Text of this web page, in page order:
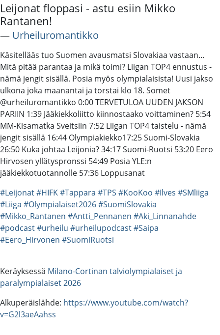
Leijonat floppasi - astu esiin Mikko
Rantanen!
― Urheiluromantikko
Käsitellääs tuo Suomen avausmatsi Slovakiaa vastaan...
Mitä pitää parantaa ja mikä toimi? Liigan TOP4 ennustus -
nämä jengit sisällä. Posia myös olympialaisista! Uusi jakso
ulkona joka maanantai ja torstai klo 18. Somet
@urheiluromantikko 0:00 TERVETULOA UUDEN JAKSON
PARIIN 1:39 Jääkiekkoliitto kiinnostaako voittaminen? 5:54
MM-Kisamatka Sveitsiin 7:52 Liigan TOP4 taistelu - nämä
jengit sisällä 16:44 Olympiakiekko17:25 Suomi-Slovakia
26:50 Kuka johtaa Leijonia? 34:17 Suomi-Ruotsi 53:20 Eero
Hirvosen yllätyspronssi 54:49 Posia YLE:n
jääkiekkotuotannolle 57:36 Loppusanat
#Leijonat#HIFK#Tappara #TPS #KooKoo #Ilves #SMliiga
#Liiga #Olympialaiset2026#SuomiSlovakia
#Mikko_Rantanen #Antti_Pennanen #Aki_Linnanahde
#podcast#urheilu #urheilupodcast#Saipa
#Eero_Hirvonen #SuomiRuotsi
Keräyksessä Milano-Cortinan talviolympialaiset ja
paralympialaiset 2026
Alkuperäislähde: https://www.youtube.com/watch?
v=G2l3aeAahss